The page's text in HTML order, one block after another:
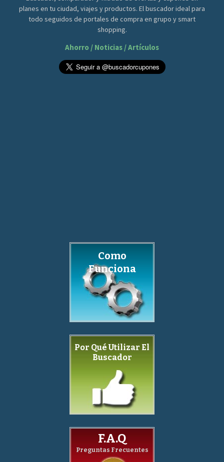
planes en tu ciudad, viajes y productos. El buscador ideal para
todo seguidos de portales de compra en grupo y smart
shopping.
Ahorro / Noticias / Artículos
Como
Funciona
Por Qué Utilizar El
Buscador
F.A.Q
Preguntas Frecuentes